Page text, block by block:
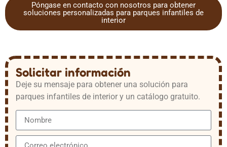
Póngase en contacto con nosotros para obtener
soluciones personalizadas para parques infantiles de
interior
Solicitar información
Deje su mensaje para obtener una solución para
parques infantiles de interior y un catálogo gratuito.